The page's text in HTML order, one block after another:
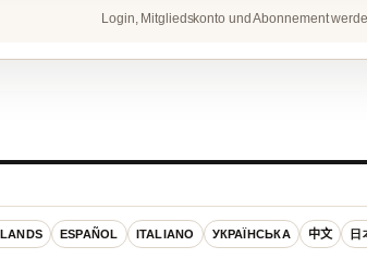
Login, Mitgliedskonto und Abonnement
ESPAÑOL ITALIANO УКРАЇНСЬКА 中文 日